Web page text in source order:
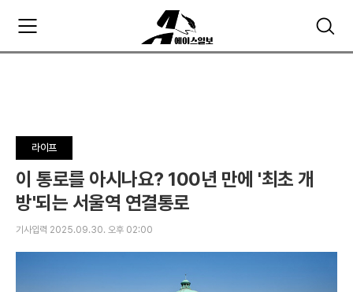
검
색
주
요
펼
치
기
라이프
이 통로를 아시나요? 100년 만에 '최초 개
방'되는 서울역 연결통로
기사입력 2025.09.30. 오후 02:00